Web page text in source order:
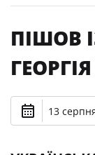
ПІШОВ
13